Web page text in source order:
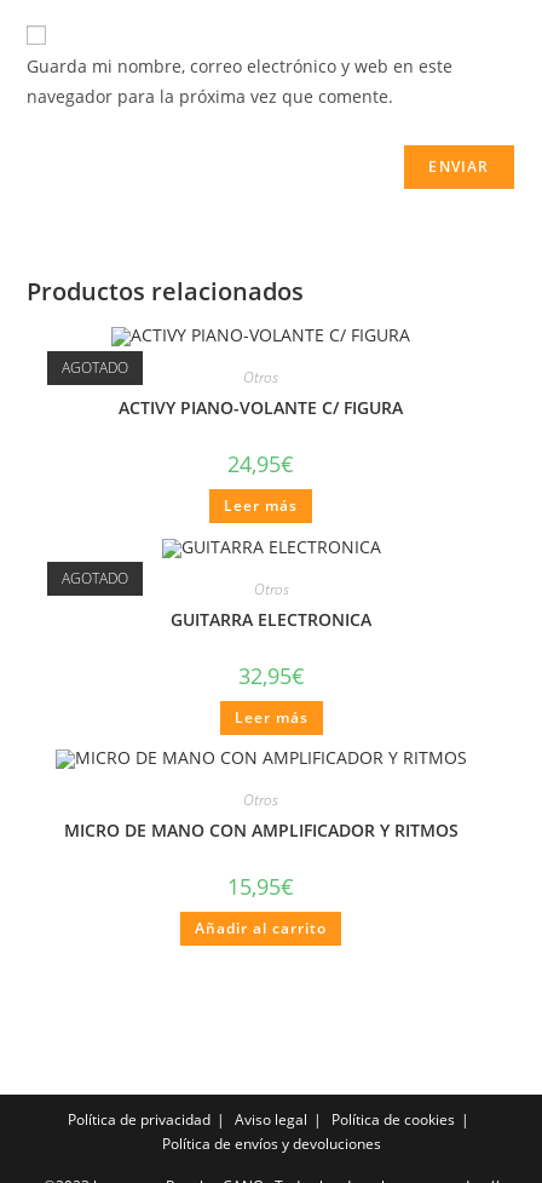
Guarda mi nombre, correo electrónico y web en este
navegador para la próxima vez que comente.
Productos relacionados
AGOTADO Otros
ACTIVY PIANO-VOLANTE C/ FIGURA
24,95€
Leer más
AGOTADO Otros
GUITARRA ELECTRONICA
32,95€
Leer más
Otros
MICRO DE MANO CON AMPLIFICADOR Y RITMOS
15,95€
Añadir al carrito
Política de privacidad Aviso legal
Política de cookies
Política de envíos y devoluciones